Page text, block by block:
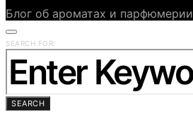
Блог об ароматах и парфюмерии
SEARCH FOR:
SEARCH